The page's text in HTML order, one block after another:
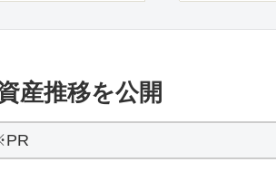
産推移を公開